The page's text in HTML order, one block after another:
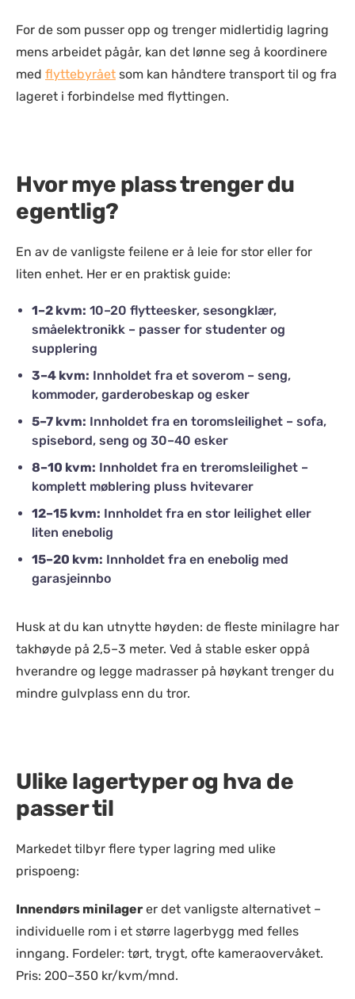
For de som pusser opp og trenger midlertidig lagring
mens arbeidet pågår, kan det lønne seg å koordinere
med flyttebyrået som kan håndtere transport til og fra
lageret i forbindelse med flyttingen.
Hvor mye plass trenger du
egentlig?
En av de vanligste feilene er å leie for stor eller for
liten enhet. Her er en praktisk guide:
1–2 kvm: 10–20 flytteesker, sesongklær,
småelektronikk – passer for studenter og
supplering
3–4 kvm: Innholdet fra et soverom – seng,
kommoder, garderobeskap og esker
5–7 kvm: Innholdet fra en toromsleilighet – sofa,
spisebord, seng og 30–40 esker
8–10 kvm: Innholdet fra en treromsleilighet –
komplett møblering pluss hvitevarer
12–15 kvm: Innholdet fra en stor leilighet eller
liten enebolig
15–20 kvm: Innholdet fra en enebolig med
garasjeinnbo
Husk at du kan utnytte høyden: de fleste minilagre har
takhøyde på 2,5–3 meter. Ved å stable esker oppå
hverandre og legge madrasser på høykant trenger du
mindre gulvplass enn du tror.
Ulike lagertyper og hva de
passer til
Markedet tilbyr flere typer lagring med ulike
prispoeng:
Innendørs minilager er det vanligste alternativet –
individuelle rom i et større lagerbygg med felles
inngang. Fordeler: tørt, trygt, ofte kameraovervåket.
Pris: 200–350 kr/kvm/mnd.